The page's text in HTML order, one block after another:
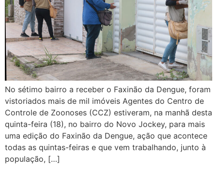
No sétimo bairro a receber o Faxinão da Dengue, foram
vistoriados mais de mil imóveis Agentes do Centro de
Controle de Zoonoses (CCZ) estiveram, na manhã desta
quinta-feira (18), no bairro do Novo Jockey, para mais
uma edição do Faxinão da Dengue, ação que acontece
todas as quintas-feiras e que vem trabalhando, junto à
população, […]